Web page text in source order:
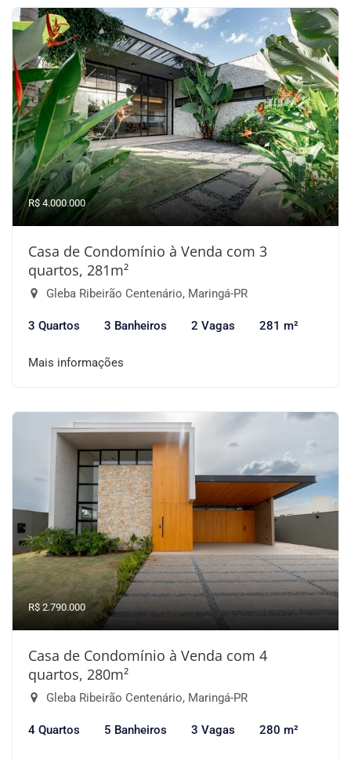
R$ 4.000.000
Casa de Condomínio à Venda com 3
quartos, 281m²
Gleba Ribeirão Centenário, Maringá-PR
3 Quartos 3 Banheiros 2 Vagas 281 m²
Mais informações
R$ 2.790.000
Casa de Condomínio à Venda com 4
quartos, 280m²
Gleba Ribeirão Centenário, Maringá-PR
4 Quartos 5 Banheiros 3 Vagas 280 m²